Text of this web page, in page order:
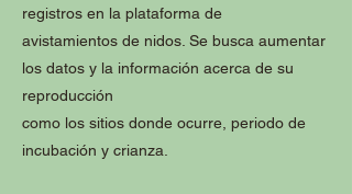
registros en la plataforma de
avistamientos de nidos. Se busca aumentar
los datos y la información acerca de su
reproducción
como los sitios donde ocurre, periodo de
incubación y crianza.